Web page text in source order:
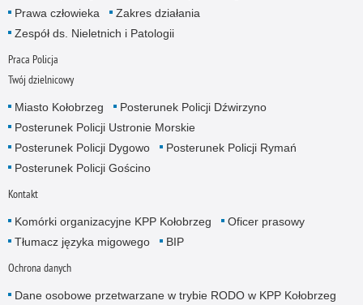
Prawa człowieka
Zakres działania
Zespół ds. Nieletnich i Patologii
Praca Policja
Twój dzielnicowy
Miasto Kołobrzeg
Posterunek Policji Dźwirzyno
Posterunek Policji Ustronie Morskie
Posterunek Policji Dygowo
Posterunek Policji Rymań
Posterunek Policji Gościno
Kontakt
Komórki organizacyjne KPP Kołobrzeg
Oficer prasowy
Tłumacz języka migowego
BIP
Ochrona danych
Dane osobowe przetwarzane w trybie RODO w KPP Kołobrzeg